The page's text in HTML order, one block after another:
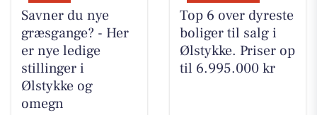
Savner du nye
græsgange? - Her
er nye ledige
stillinger i
Ølstykke og
omegn
Top 6 over dyreste
boliger til salg i
Ølstykke. Priser op
til 6.995.000 kr